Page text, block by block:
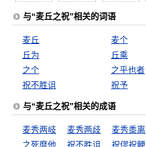
与“麦丘之祝”相关的词语
麦丘 麦个
丘为
丘乘
之个
之乎也者
祝不胜诅
祝予
与“麦丘之祝”相关的成语
麦秀两岐 麦秀两歧 麦秀黍离
之死靡他
祝不胜诅 祝僇祝鲠